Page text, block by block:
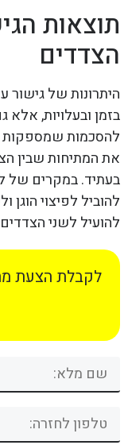
תוצאות
הצדדים
היתרונות של
בזמן ובעלויות, אלא
להסכמות שמספקות
את המתיחות שבין
בעתיד. במקרים של
להוביל לפיצוי הוגן
להועיל לשני
לקבלת הצעת